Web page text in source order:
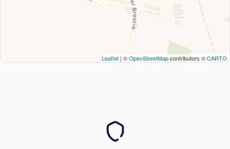
Leaflet | ©OpenStreetMapcontributors ©CARTO